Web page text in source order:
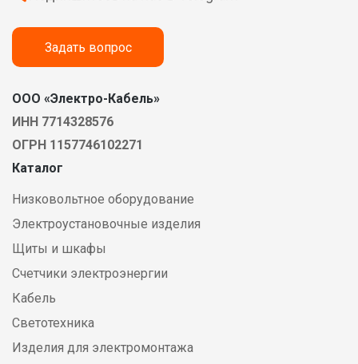
Задать вопрос
ООО «Электро-Кабель»
ИНН 7714328576
ОГРН 1157746102271
Каталог
Низковольтное оборудование
Электроустановочные изделия
Щиты и шкафы
Счетчики электроэнергии
Кабель
Светотехника
Изделия для электромонтажа